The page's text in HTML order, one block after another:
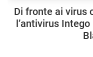
Di fronte ai virus
l’antivirus